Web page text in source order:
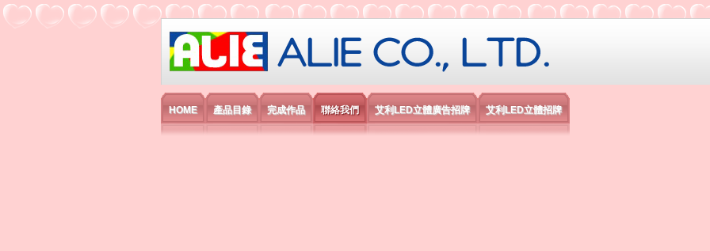
艾利國際電子有限公司
HOME 產品目錄 完成作品 聯絡我們 艾利LED立體廣告招牌 艾利LED立體招牌